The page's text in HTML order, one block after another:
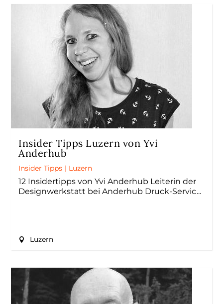
Insider Tipps Luzern von Yvi
Anderhub
Insider Tipps | Luzern
12 Insidertipps von Yvi Anderhub Leiterin der
Designwerkstatt bei Anderhub Druck-Servic
Luzern